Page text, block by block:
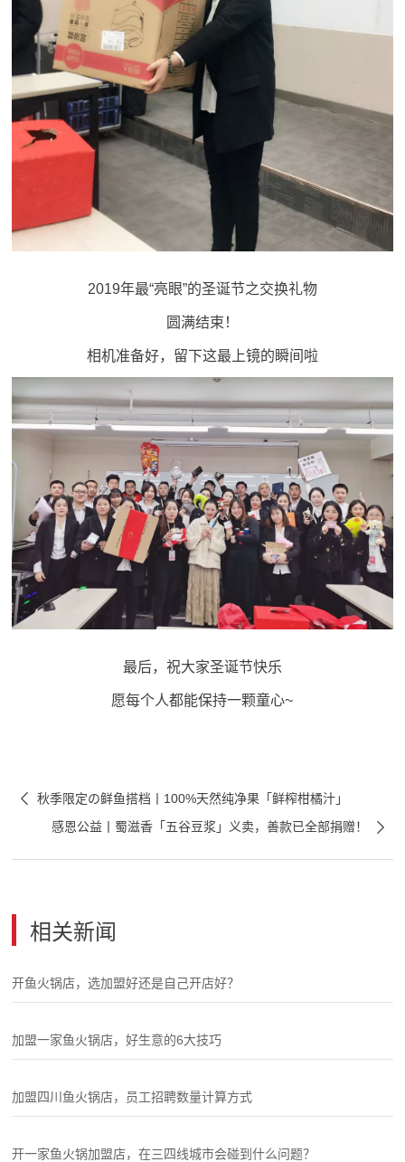
2019年最“亮眼”的圣诞节之交换礼物
圆满结束！
相机准备好，留下这最上镜的瞬间啦
最后，祝大家圣诞节快乐
愿每个人都能保持一颗童心~
秋季限定の鲜鱼搭档丨100%天然纯净果「鲜榨柑橘汁」

感恩公益丨蜀滋香「五谷豆浆」义卖，善款已全部捐赠！
相关新闻
开鱼火锅店，选加盟好还是自己开店好？
加盟一家鱼火锅店，好生意的6大技巧
加盟四川鱼火锅店，员工招聘数量计算方式
开一家鱼火锅加盟店，在三四线城市会碰到什么问题？